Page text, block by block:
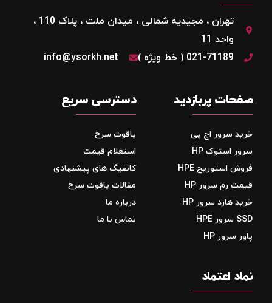
تهران ، مجیدیه شمالی ، میدان ملت ، پلاک 110 ،
واحد 11
021-71189 ( خط ویژه )
info@ysorkh.net
صفحات پربازدید
خرید سرور اچ پی
سرور استوک HP
فروش استوریج‌ HPE
قیمت رم سرور HP
خرید هارد سرور HP
SSD سرور HPE
پاور سرور HP
دسترسی سریع
یاقوت سرخ
استعلام قیمت
کانفیگ های پیشنهادی
مقالات یاقوت سرخ
درباره ما
تماس با ما
نماد اعتماد